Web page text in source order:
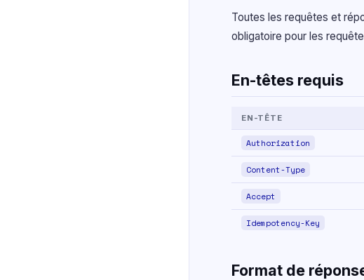
Toutes les requêtes et
obligatoire pour les
En-têtes requis
EN-TÊTE
Authorization
Content-Type
Accept
Idempotency-Key
Format de